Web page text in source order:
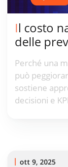
Il costo nascosto dell’accuratezza
delle
Perché una
può
sostiene
decisioni e
ott 9, 2025